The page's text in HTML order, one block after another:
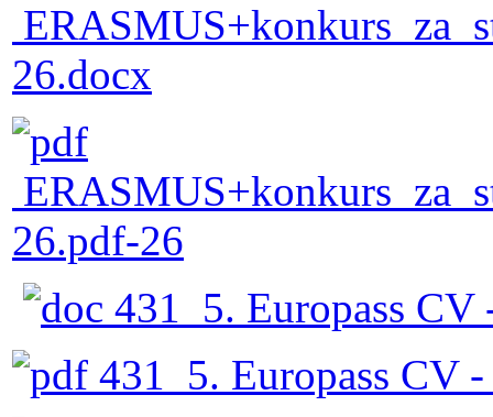
26.docx
26.pdf-26
431_5. Europass CV
431_5. Europass CV